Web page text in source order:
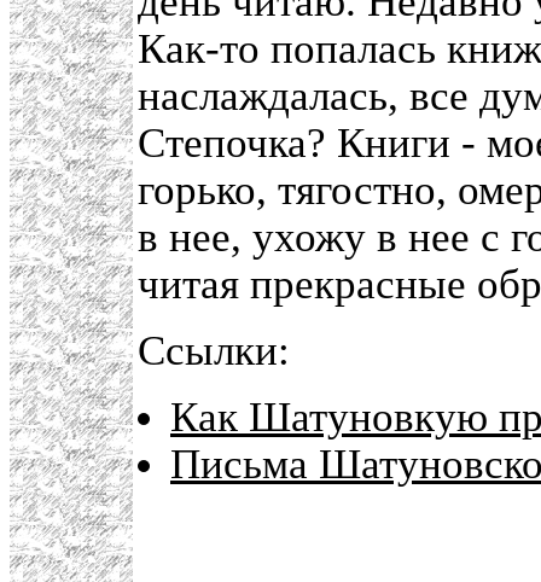
Как-то попалась
наслаждалась, все
Степочка? Книги -
горько, тягостно,
в нее, ухожу в нее с
читая прекрасные
Ссылки:
Как Шатуновкую
Письма